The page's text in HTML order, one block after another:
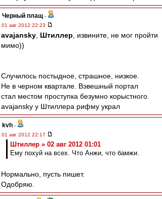
Черный плащ -
01 авг 2012 22:23
avajansky Штиллер , извините, не мог пройти
мимо))
Случилось постыдное, страшное, низкое.
Не в черном квартале. Вэвешный портал
стал местом проступка безумно корыстного.
avajansky у Штиллера рифму украл
kvh -
01 авг 2012 22:17
Штиллер » 02 авг 2012 01:01
Ему похуй на всех. Что Анжи, что бамжи.
Нормально, пусть пишет.
Одобряю.